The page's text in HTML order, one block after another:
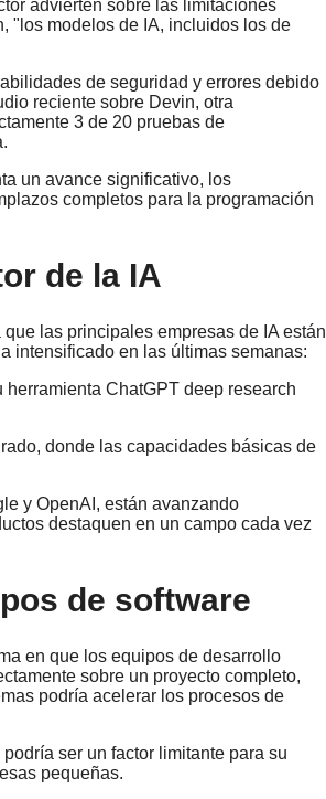
advierten sobre las limitaciones
"los modelos de IA, incluidos los de
de seguridad y errores debido
reciente sobre Devin, otra
3 de 20 pruebas de
un avance significativo, los
completos para la programación
de la IA
las principales empresas de IA están
intensificado en las últimas semanas:
ChatGPT deep research
donde las capacidades básicas de
y OpenAI, están avanzando
destaquen en un campo cada vez
de software
en que los equipos de desarrollo
sobre un proyecto completo,
podría acelerar los procesos de
ser un factor limitante para su
pequeñas.